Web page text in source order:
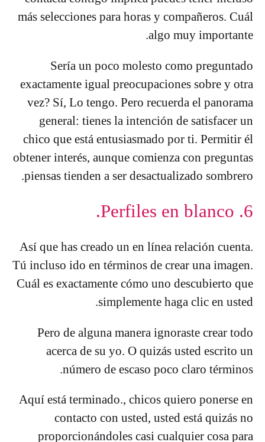
más selecciones para horas y compañeros. Cuál
algo muy importante.
Sería un poco molesto como preguntado
exactamente igual preocupaciones sobre y otra
vez? Sí, Lo tengo. Pero recuerda el panorama
general: tienes la intención de satisfacer un
chico que está entusiasmado por ti. Permitir él
obtener interés, aunque comienza con preguntas
piensas tienden a ser desactualizado sombrero.
6. Perfiles en blanco.
Así que has creado un en línea relación cuenta.
Tú incluso ido en términos de crear una imagen.
Cuál es exactamente cómo uno descubierto que
simplemente haga clic en usted.
Pero de alguna manera ignoraste crear todo
acerca de su yo. O quizás usted escrito un
número de escaso poco claro términos.
Aquí está terminado., chicos quiero ponerse en
contacto con usted, usted está quizás no
proporcionándoles casi cualquier cosa para